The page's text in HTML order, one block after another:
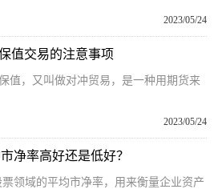
2023/05/24
值交易的注意事项
值，又叫做对冲贸易，是一种用期货来
2023/05/24
净率高好还是低好？
领域的平均市净率，用来衡量企业资产